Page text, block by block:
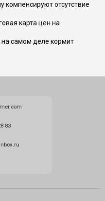
компенсируют отсутствие
карта цен на
на самом деле кормит
83